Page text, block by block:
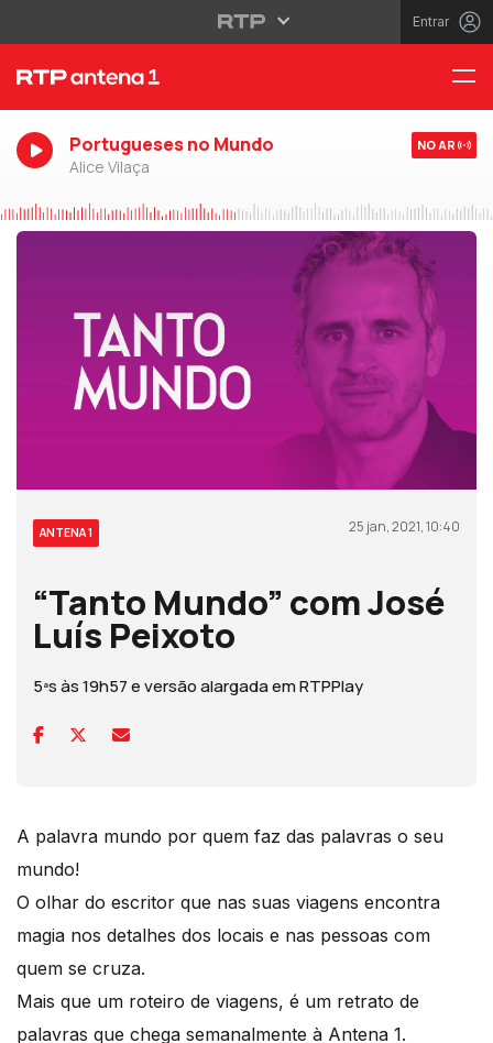
Entrar
Portugueses no Mundo
Alice Vilaça
NO AR
ANTENA 1 25 jan, 2021, 10:40
“Tanto Mundo” com José
Luís Peixoto
5ªs às 19h57 e versão alargada em RTPPlay
A palavra mundo por quem faz das palavras o seu
mundo!
O olhar do escritor que nas suas viagens encontra
magia nos detalhes dos locais e nas pessoas com
quem se cruza.
Mais que um roteiro de viagens, é um retrato de
palavras que chega semanalmente à Antena 1.